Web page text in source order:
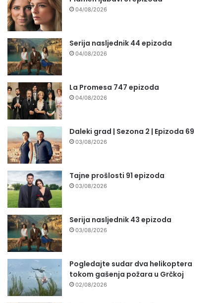
04/08/2026
Serija nasljednik 44 epizoda
04/08/2026
La Promesa 747 epizoda
04/08/2026
Daleki grad | Sezona 2 | Epizoda 69
03/08/2026
Tajne prošlosti 91 epizoda
03/08/2026
Serija nasljednik 43 epizoda
03/08/2026
Pogledajte sudar dva helikoptera
tokom gašenja požara u Grčkoj
02/08/2026